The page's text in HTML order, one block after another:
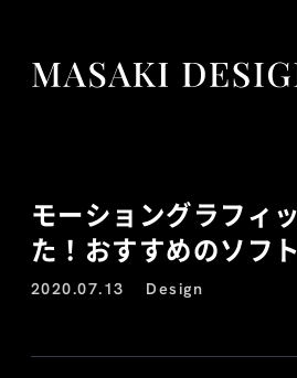
モーショングラフィ
た！おすすめのソフ
2020.07.13 Design